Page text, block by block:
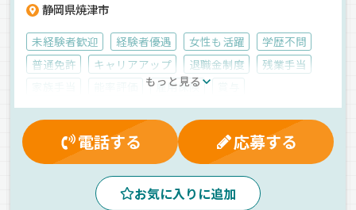
静岡県焼津市
未経験者歓迎 経験者優遇 女性も活躍
学歴不問
普通免許
キャリアアップ 退職金制度
残業手当
雇用保険
マイカー通勤可
厚生年金 資格取得制度
保養所有
有給休暇
表彰制度 交通費支給 昇給
健康保険
業務手当
制服・作業着貸与 労災保険
早朝
昼 地場 拠点多数
ルート配送
その他 日用品 雑貨 箱車 正社員
もっと見る
電話する 応募する
お気に入りに追加